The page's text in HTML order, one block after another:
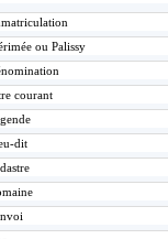
ou Palissy
courant
dit